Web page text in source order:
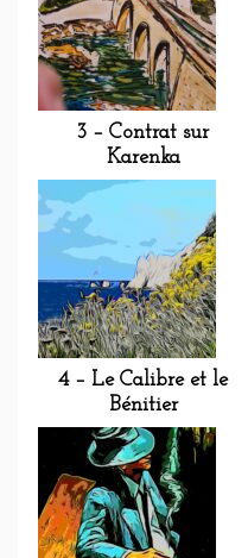
3 – Contrat sur
Karenka
4 – Le Calibre et le
Bénitier